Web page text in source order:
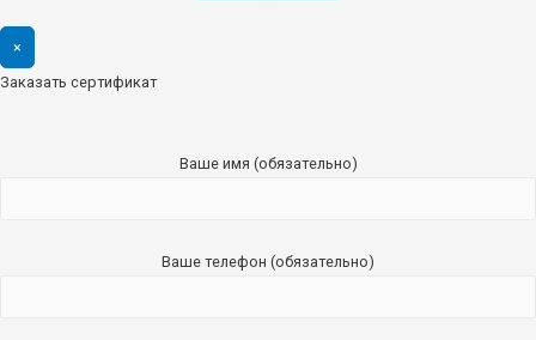
×
Заказать сертификат
Ваше имя (обязательно)
Ваше телефон (обязательно)